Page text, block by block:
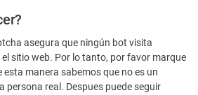
asegura que ningún bot visita
sitio web. Por lo tanto, por favor marque
esta manera sabemos que no es un
persona real. Despues puede seguir